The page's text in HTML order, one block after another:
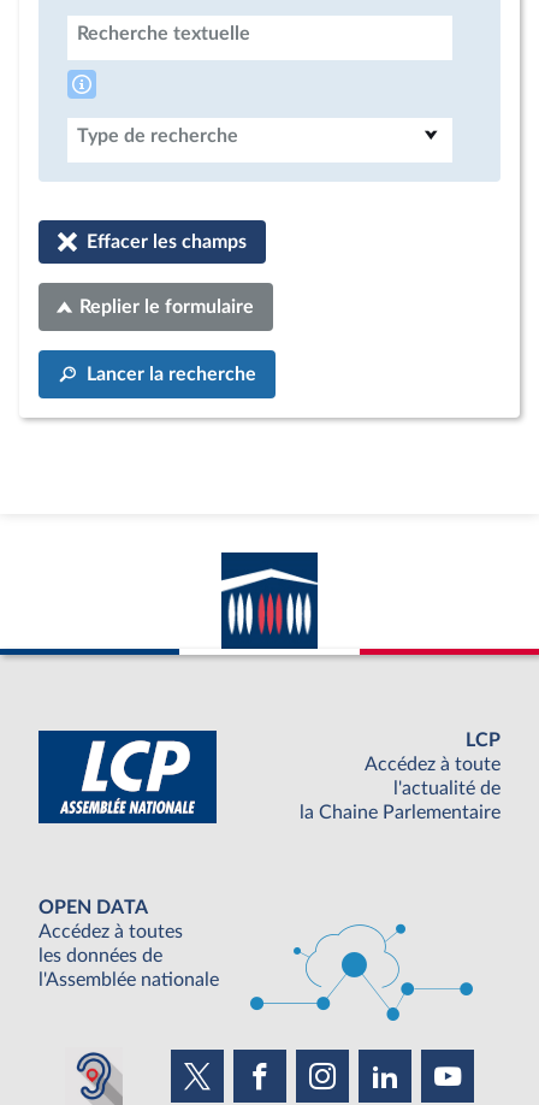
Recherche textuelle
Type de recherche
Effacer les champs
Replier le formulaire
Lancer la recherche
LCP
Accédez à toute
l'actualité de
la Chaine Parlementaire
OPEN DATA
Accédez à toutes
les données de
l'Assemblée nationale